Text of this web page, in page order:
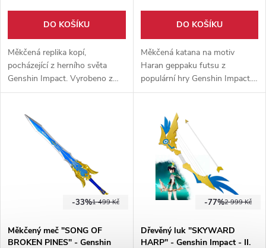
DO KOŠÍKU
Měkčená replika kopí,
pocházející z herního světa
Genshin Impact. Vyrobeno z
materiálů laminát, pěnové
ke cosplayi i na larp.
DO KOŠÍKU
Měkčená katana na motiv
Haran geppaku futsu z
populární hry Genshin Impact.
Perfektní doplněk pro Váš
1 499 Kč
-33%
Měkčený meč "SONG OF
BROKEN PINES" - Genshin
2 999 Kč
-77%
Dřevěný luk "SKYWARD
HARP" - Genshin Impact - II.